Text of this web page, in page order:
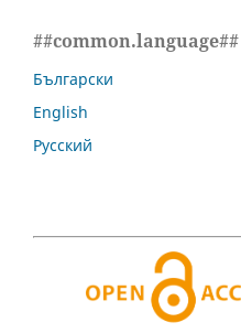
##common.language##
Български
English
Русский